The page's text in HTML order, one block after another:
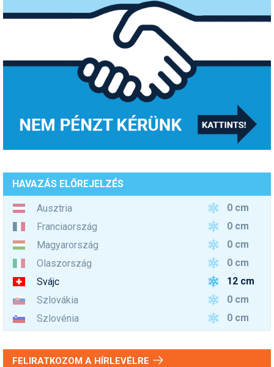
HAVAZÁS ELŐREJELZÉS
Ausztria
0 cm
Franciaország
0 cm
Magyarország
0 cm
Olaszország
0 cm
Svájc
12 cm
Szlovákia
0 cm
Szlovénia
0 cm
FELIRATKOZOM A HÍRLEVÉLRE